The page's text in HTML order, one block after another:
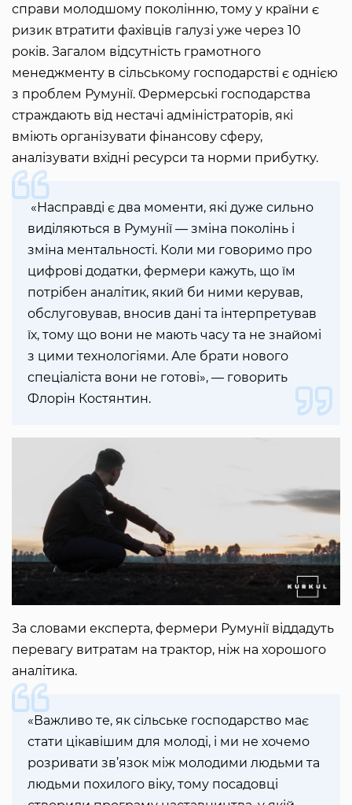
справи молодшому поколінню, тому у країни є
ризик втратити фахівців галузі уже через 10
років. Загалом відсутність грамотного
менеджменту в сільському господарстві є однією
з проблем Румунії. Фермерські господарства
страждають від нестачі адміністраторів, які
вміють організувати фінансову сферу,
аналізувати вхідні ресурси та норми прибутку.
«Насправді є два моменти, які дуже сильно
виділяються в Румунії — зміна поколінь і
зміна ментальності. Коли ми говоримо про
цифрові додатки, фермери кажуть, що їм
потрібен аналітик, який би ними керував,
обслуговував, вносив дані та інтерпретував
їх, тому що вони не мають часу та не знайомі
з цими технологіями. Але брати нового
спеціаліста вони не готові», — говорить
Флорін Костянтин.
За словами експерта, фермери Румунії віддадуть
перевагу витратам на трактор, ніж на хорошого
аналітика.
«Важливо те, як сільське господарство має
стати цікавішим для молоді, і ми не хочемо
розривати зв’язок між молодими людьми та
людьми похилого віку, тому посадовці